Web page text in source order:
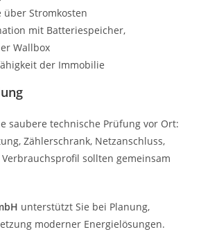
über Stromkosten
mit Batteriespeicher,
Wallbox
der Immobilie
saubere technische Prüfung vor Ort:
Zählerschrank, Netzanschluss,
sollten gemeinsam
unterstützt Sie bei Planung,
moderner Energielösungen.